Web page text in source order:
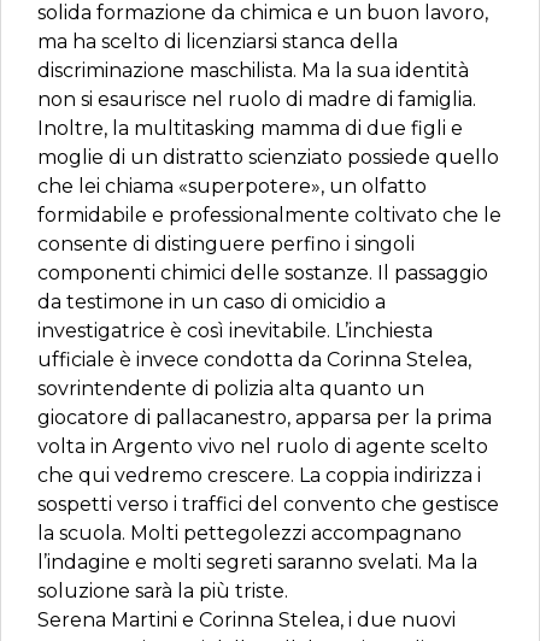
solida formazione da chimica e un buon lavoro,
ma ha scelto di licenziarsi stanca della
discriminazione maschilista. Ma la sua identità
non si esaurisce nel ruolo di madre di famiglia.
Inoltre, la multitasking mamma di due figli e
moglie di un distratto scienziato possiede quello
che lei chiama «superpotere», un olfatto
formidabile e professionalmente coltivato che le
consente di distinguere perfino i singoli
componenti chimici delle sostanze. Il passaggio
da testimone in un caso di omicidio a
investigatrice è così inevitabile. L’inchiesta
ufficiale è invece condotta da Corinna Stelea,
sovrintendente di polizia alta quanto un
giocatore di pallacanestro, apparsa per la prima
volta in Argento vivo nel ruolo di agente scelto
che qui vedremo crescere. La coppia indirizza i
sospetti verso i traffici del convento che gestisce
la scuola. Molti pettegolezzi accompagnano
l’indagine e molti segreti saranno svelati. Ma la
soluzione sarà la più triste.
Serena Martini e Corinna Stelea, i due nuovi